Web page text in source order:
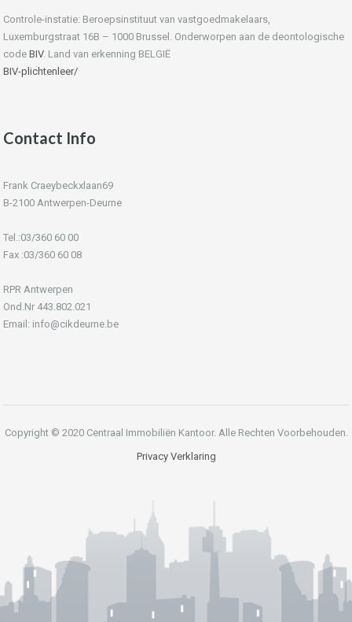
Controle-instatie: Beroepsinstituut van vastgoedmakelaars,
Luxemburgstraat 16B – 1000 Brussel. Onderworpen aan de deontologische
code BIV. Land van erkenning BELGIË
BIV-plichtenleer/
Contact Info
Frank Craeybeckxlaan69
B-2100 Antwerpen-Deurne
Tel.:03/360 60 00
Fax :03/360 60 08
RPR Antwerpen
Ond.Nr 443.802.021
Email: info@cikdeurne.be
Copyright © 2020 Centraal Immobiliën Kantoor. Alle Rechten Voorbehouden.
Privacy Verklaring